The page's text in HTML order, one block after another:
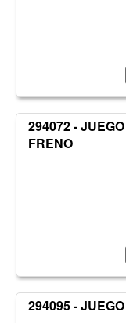
294072 -
FRENO
294095 -